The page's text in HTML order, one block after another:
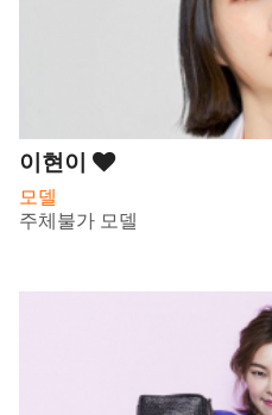
이현이
모델
주체불가 모델